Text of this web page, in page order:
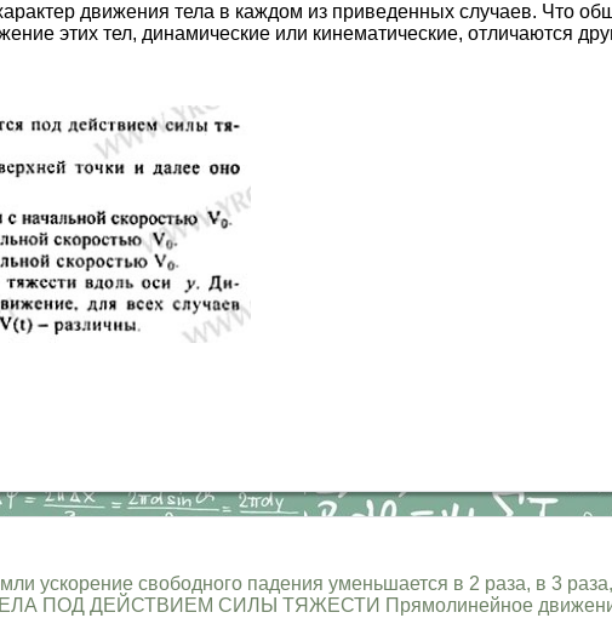
движения тела в каждом из приведенных случаев. Что
этих тел, динамические или кинематические, отличаются
ускорение свободного падения уменьшается в 2 раза, в 3
ПОД ДЕЙСТВИЕМ СИЛЫ ТЯЖЕСТИ Прямолинейное